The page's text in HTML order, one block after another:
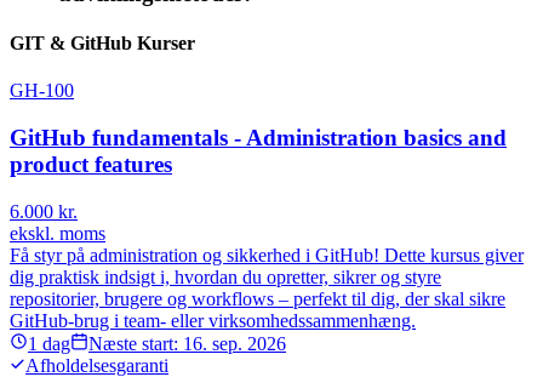
GIT & GitHub Kurser
GH-100
GitHub fundamentals - Administration basics and
product features
6.000 kr.
ekskl. moms
Få styr på administration og sikkerhed i GitHub! Dette kursus giver
dig praktisk indsigt i, hvordan du opretter, sikrer og styre
repositorier, brugere og workflows – perfekt til dig, der skal sikre
GitHub-brug i team- eller virksomhedssammenhæng.
1 dag Næste start: 16. sep. 2026
Afholdelsesgaranti